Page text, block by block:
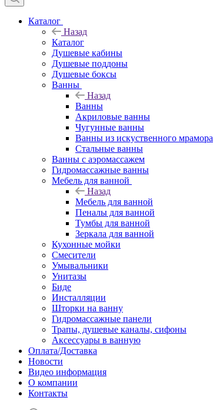
Каталог
Назад
Каталог
Душевые кабины
Душевые поддоны
Душевые боксы
Ванны
Назад
Ванны
Акриловые ванны
Чугунные ванны
Ванны из искуственного мрамора
Стальные ванны
Ванны с аэромассажем
Гидромассажные ванны
Мебель для ванной
Назад
Мебель для ванной
Пеналы для ванной
Тумбы для ванной
Зеркала для ванной
Кухонные мойки
Смесители
Умывальники
Унитазы
Биде
Инсталляции
Шторки на ванну
Гидромассажные панели
Трапы, душевые каналы, сифоны
Аксессуары в ванную
Оплата/Доставка
Новости
Видео информация
О компании
Контакты